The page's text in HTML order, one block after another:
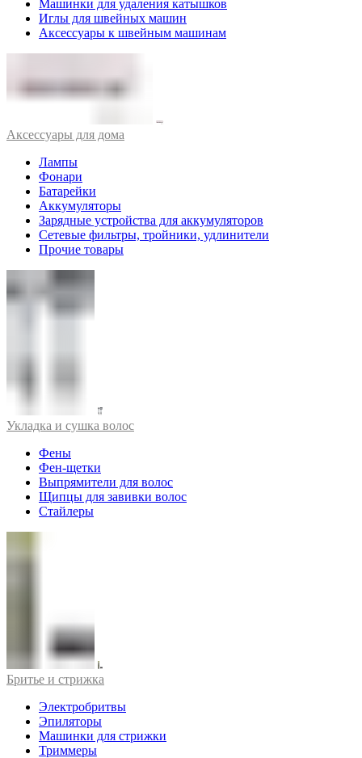
Машинки для удаления катышков
Иглы для швейных машин
Аксессуары к швейным машинам
Аксессуары для дома
Лампы
Фонари
Батарейки
Аккумуляторы
Зарядные устройства для аккумуляторов
Сетевые фильтры, тройники, удлинители
Прочие товары
Укладка и сушка волос
Фены
Фен-щетки
Выпрямители для волос
Щипцы для завивки волос
Стайлеры
Бритье и стрижка
Электробритвы
Эпиляторы
Машинки для стрижки
Триммеры